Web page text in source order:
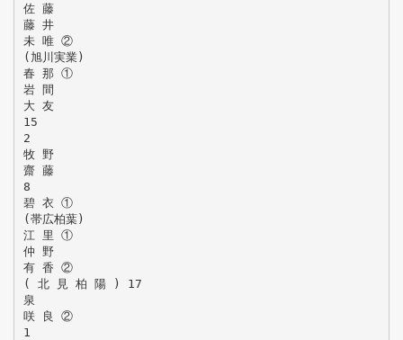
佐 藤
藤 井
未 唯 ②
(旭川実業)
春 那 ①
岩 間
大 友
15
2
牧 野
齋 藤
8
碧 衣 ①
(帯広柏葉)
江 里 ①
仲 野
有 香 ②
( 北 見 柏 陽 ) 17
泉
咲 良 ②
1